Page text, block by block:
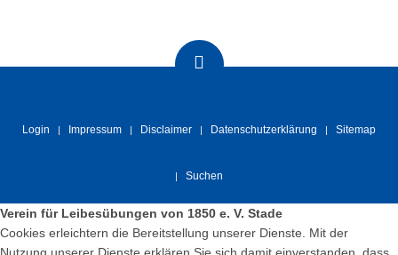
Login Impressum Disclaimer Datenschutzerklärung Sitemap
Suchen
Verein für Leibesübungen von 1850 e. V. Stade
Cookies erleichtern die Bereitstellung unserer Dienste. Mit der